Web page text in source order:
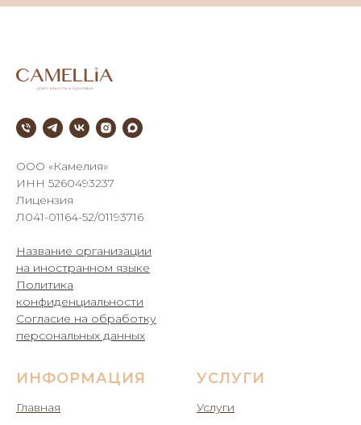
ООО «Камелия»
ИНН 5260493237
Лицензия
Л041-01164-52/01193716
Название организации
на иностранном языке
Политика
конфиденциальности
Согласие на обработку
персональных данных
ИНФОРМАЦИЯ
Главная
УСЛУГИ
Услуги